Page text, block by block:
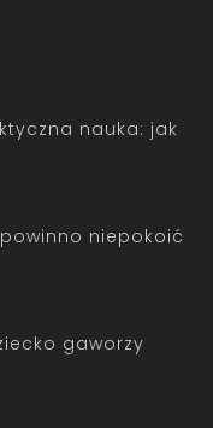
nauka: jak
niepokoić
gaworzy